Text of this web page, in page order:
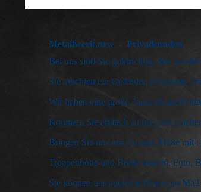
Metallwerk.nrw - Privatkunden
Bei uns sind Sie goldrichtig, hier
Sie möchten ein Geländer, Handlauf,
Wir haben eine große Auswahl an
Kommen Sie einfach zu uns, wir
Bringen Sie uns nur ein paar Maße mit
Treppenhöhe und Breite einschl. Foto,
Sie können uns auch die Daten per